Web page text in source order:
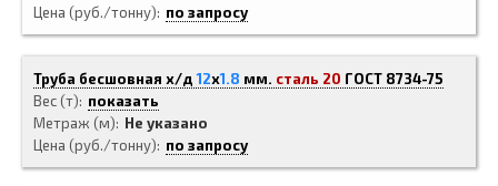
Цена (руб./тонну)
по запросу
Труба бесшовная х/д12x1.8 мм. сталь 20 ГОСТ 8734-75
Вес (т)
показать
Метраж (м)
Не указано
Цена (руб./тонну)
по запросу